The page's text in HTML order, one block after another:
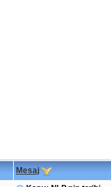
Mesaj